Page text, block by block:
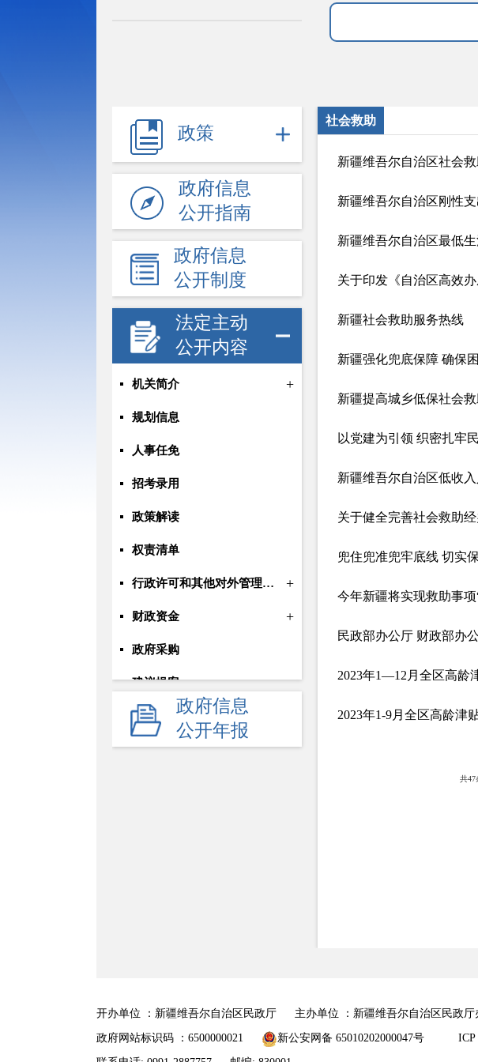
政策
政府信息
公开指南
政府信息
公开制度
法定主动
公开内容
机关简介 +
规划信息
人事任免
招考录用
政策解读
权责清单
行政许可和其他对外管理服务信息 +
财政资金 +
政府采购
建议提案
重大行政决策预公开
重点领域 -
政府信息
公开年报
社会救助
新疆维吾尔自治区社会
新疆维吾尔自治区刚性
新疆维吾尔自治区最低
关于印发《自治区高效
新疆社会救助服务热线
新疆强化兜底保障 确保
新疆提高城乡低保社会
以党建为引领 织密扎牢
新疆维吾尔自治区低收
兜住兜准兜牢底线 切实
今年新疆将实现救助事
2023年1—12月全区高龄
2023年1-9月全区高龄津
共47
开办单位 ：新疆维吾尔自治区民政厅 主办单位 ：新疆维吾尔自治区民政厅
政府网站标识码 ：6500000021 新公安网备 65010202000047号 ICP